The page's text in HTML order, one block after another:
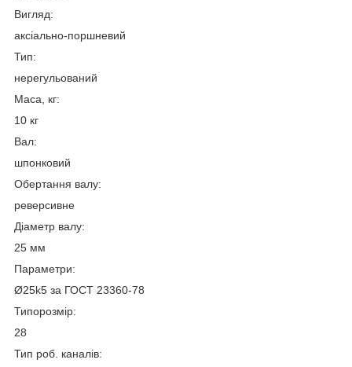
Вигляд:
аксіально-поршневий
Тип:
нерегульований
Маса, кг:
10 кг
Вал:
шпонковий
Обертання валу:
реверсивне
Діаметр валу:
25 мм
Параметри:
Ø25k5 за ГОСТ 23360-78
Типорозмір:
28
Тип роб. каналів: